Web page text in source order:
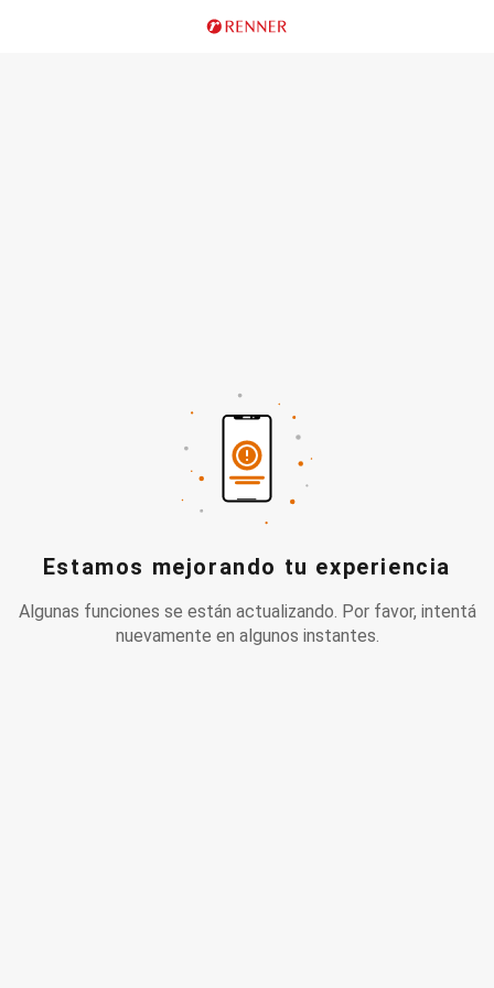
Estamos mejorando tu experiencia
Algunas funciones se están actualizando. Por favor, intentá
nuevamente en algunos instantes.